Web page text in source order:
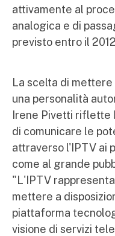
attivamente al
analogica e di
previsto entro il
La scelta di
una personalità
Irene Pivetti riflette
di comunicare le
attraverso l'IPTV ai
come al grande
"L'IPTV
mettere a
piattaforma
visione di servizi